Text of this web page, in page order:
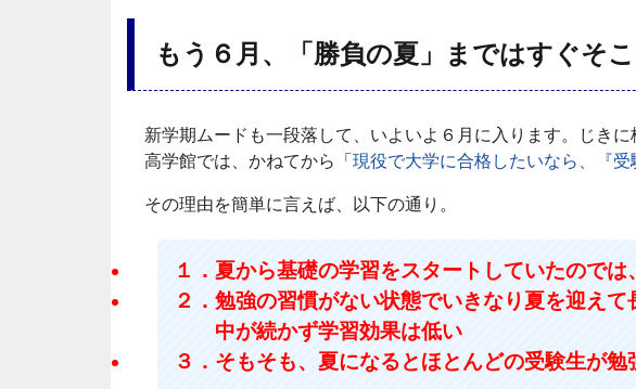
もう６月、「勝負の夏」まではすぐそこ
新学期ムードも一段落して、いよいよ６月に入ります。じき
高学館では、かねてから「 現役で大学に合格したいなら、『
その理由を簡単に言えば、以下の通り。
１．夏から基礎の学習をスタートしていたので
２．勉強の習慣がない状態でいきなり夏を迎え
中が続かず学習効果は低い
３．そもそも、夏になるとほとんどの受験生が